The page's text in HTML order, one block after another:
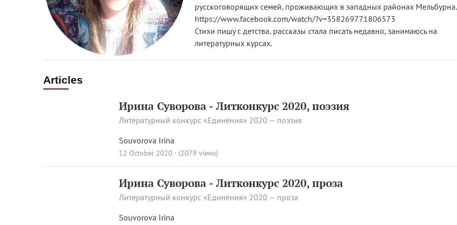
русскоговорящих семей, проживающих в западных районах Мельбурна.
https://www.facebook.com/watch/?v=358269771806573
Стихи пишу с детства, рассказы стала писать недавно, занимаюсь на
литературных курсах.
Articles
Ирина Суворова - Литконкурс 2020, поэзия
Литературный конкурс «Единения» 2020 — поэзия
Souvorova Irina
12 October 2020 · (2079 views)
Ирина Суворова - Литконкурс 2020, проза
Литературный конкурс «Единения» 2020 — проза
Souvorova Irina